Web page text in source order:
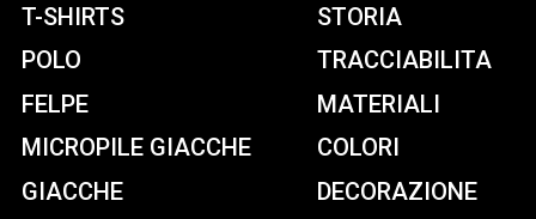
T-SHIRTS
POLO
FELPE
MICROPILE GIACCHE
GIACCHE
STORIA
TRACCIABILITA
MATERIALI
COLORI
DECORAZIONE